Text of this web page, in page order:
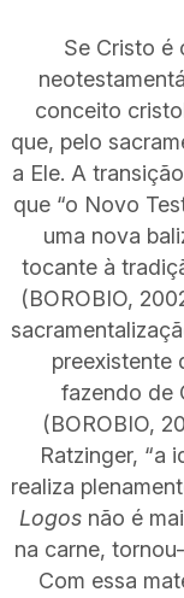
Se Cristo é
conceito
que, pelo
a Ele. A
que “o Novo
uma nova
tocante à
(BOROBIO,
preexistente
fazendo de
(BOROBIO,
Ratzinger, “a
realiza
Logos não é
na carne,
Com essa